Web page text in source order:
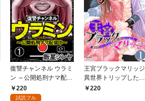
復讐チャンネル ウラミ
ン ～公開処刑ナマ配信
中～（分冊版） 【第
1話】
220
試読フル
王宮ブラックマリッジ
異世界トリップしたら
宰相様に抱かれていま
220